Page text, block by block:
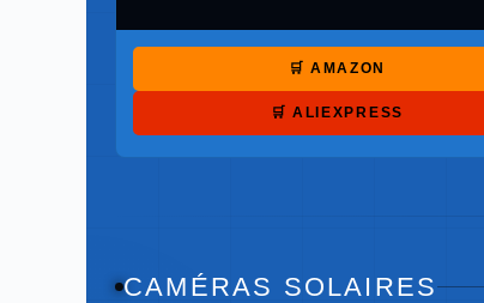
🛒 AMAZON
🛒 ALIEXPRESS
CAMÉRAS SOLAIRES